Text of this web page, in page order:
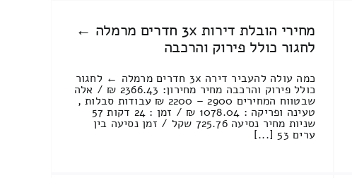
מחירי הובלת דירות 3x חדרים מרמלה ←
לחגור כולל פירוק והרכבה
כמה עולה להעביר דירה 3x חדרים מרמלה ← לחגור
כולל פירוק והרכבה מחיר מחירון: 2366.43 ₪ / אלה
שבטווח המחירים 2900 – 2200 ₪ עבודות סבלות ,
טעינה ופריקה : 1078.04 ₪ / זמן : 24 דקות 57
שניות מחיר נסיעה 725.76 שקל / זמן נסיעה בין
ערים 53 [...]